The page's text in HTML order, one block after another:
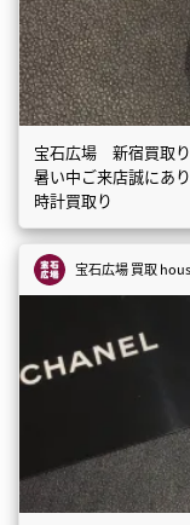
宝石広場 新宿買取
暑い中ご来店誠にあ
時計買取り
宝石広場 買取